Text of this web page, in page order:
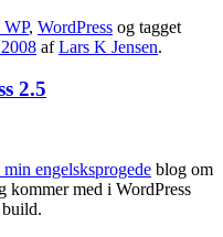
, WordPress og tagget
afLars K Jensen.
2.5
engelsksprogede blog om
kommer med i WordPress
build.